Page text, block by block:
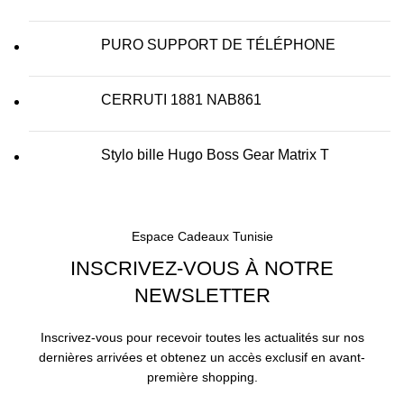
PURO SUPPORT DE TÉLÉPHONE
CERRUTI 1881 NAB861
Stylo bille Hugo Boss Gear Matrix T
Espace Cadeaux Tunisie
INSCRIVEZ-VOUS À NOTRE
NEWSLETTER
Inscrivez-vous pour recevoir toutes les actualités sur nos
dernières arrivées et obtenez un accès exclusif en avant-
première shopping.